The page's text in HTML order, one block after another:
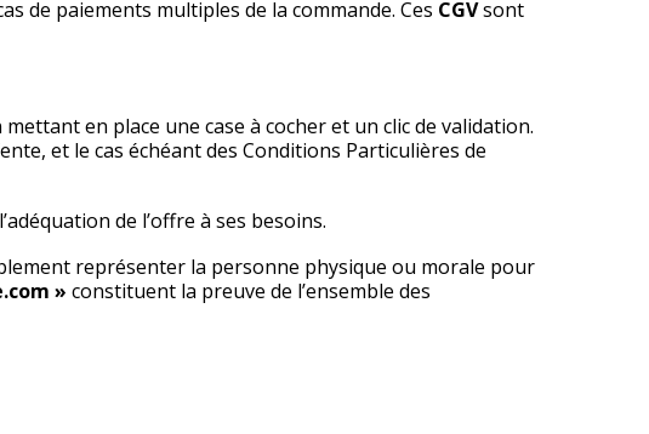
de paiements multiples de la commande. Ces CGVsont
en place une case à cocher et un clic de validation.
et le cas échéant des Conditions Particulières de
de l’offre à ses besoins.
représenter la personne physique ou morale pour
» constituent la preuve de l’ensemble des